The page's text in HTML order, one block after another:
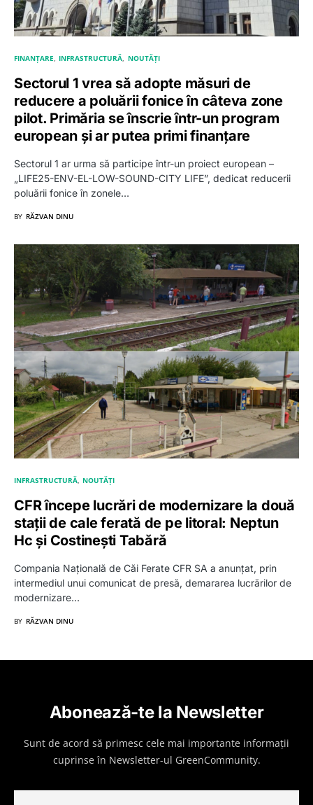
FINANȚARE INFRASTRUCTURĂ NOUTĂȚI
Sectorul 1 vrea să adopte măsuri de
reducere a poluării fonice în câteva zone
pilot. Primăria se înscrie într-un program
european și ar putea primi finanțare
Sectorul 1 ar urma să participe într-un proiect european –
„LIFE25-ENV-EL-LOW-SOUND-CITY LIFE”, dedicat reducerii
poluării fonice în zonele…
BY RĂZVAN DINU
INFRASTRUCTURĂ NOUTĂȚI
CFR începe lucrări de modernizare la două
stații de cale ferată de pe litoral: Neptun
Hc și Costinești Tabără
Compania Națională de Căi Ferate CFR SA a anunțat, prin
intermediul unui comunicat de presă, demararea lucrărilor de
modernizare…
BY RĂZVAN DINU
Abonează-te la Newsletter
Sunt de acord să primesc cele mai importante informații
cuprinse în Newsletter-ul GreenCommunity.